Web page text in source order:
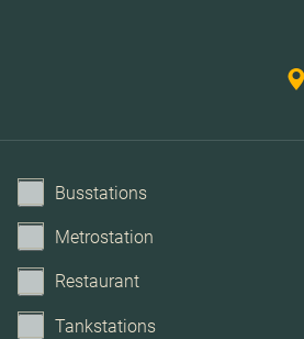
Mechanische ventilatie, tv
Busstations
Metrostation
Restaurant
Tankstations